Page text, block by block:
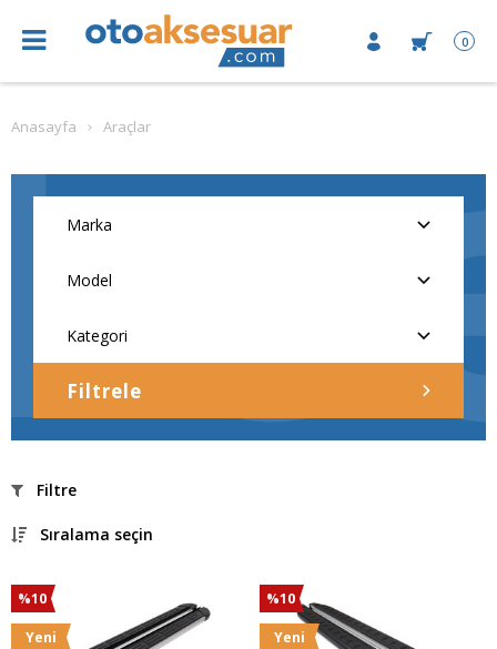
0
Anasayfa Araçlar
Filtrele
Filtre
Sıralama seçin
%10
Yeni
%10
Yeni